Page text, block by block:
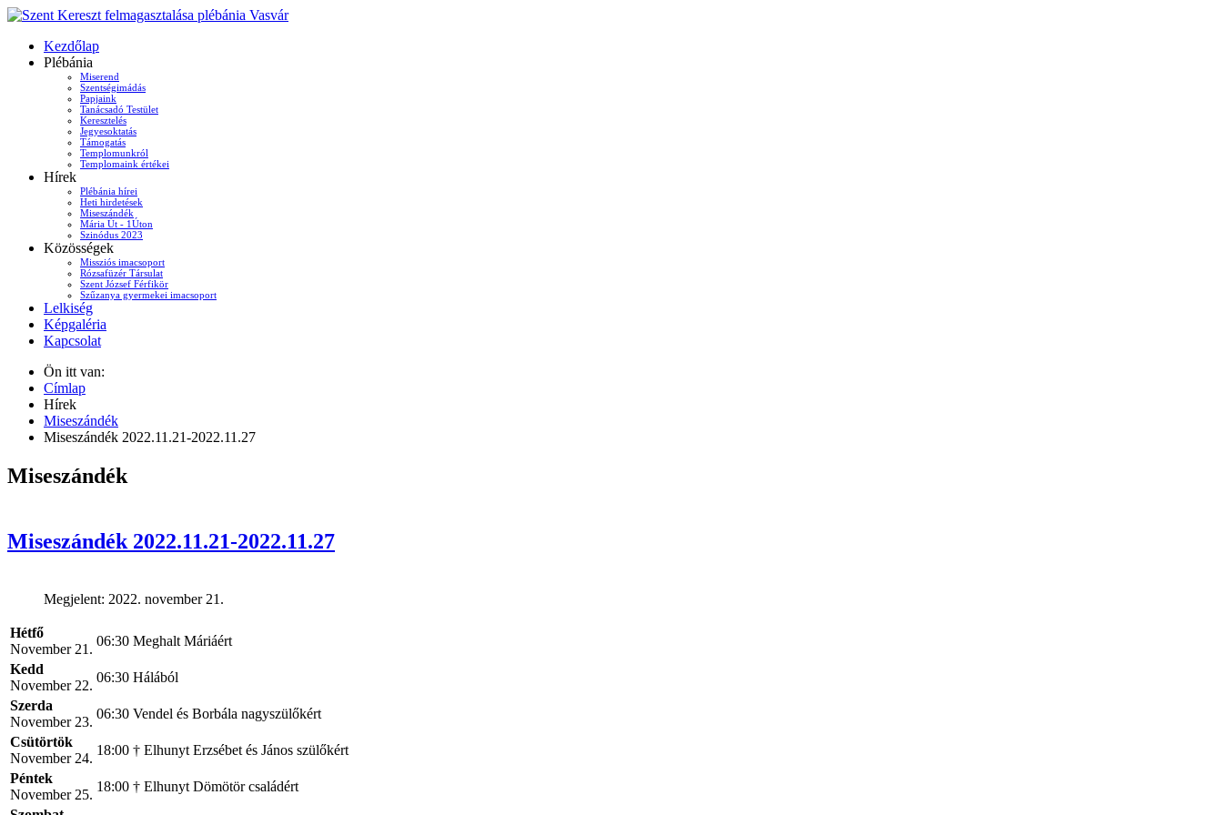
Kezdőlap
Plébánia
Miserend
Szentségimádás
Papjaink
Tanácsadó Testület
Keresztelés
Jegyesoktatás
Támogatás
Templomunkról
Templomaink értékei
Hírek
Plébánia hírei
Heti hirdetések
Miseszándék
Mária Út - 1Úton
Szinódus 2023
Közösségek
Missziós imacsoport
Rózsafüzér Társulat
Szent József Férfikör
Szűzanya gyermekei imacsoport
Lelkiség
Képgaléria
Kapcsolat
Ön itt van:
Címlap
Hírek
Miseszándék
Miseszándék 2022.11.21-2022.11.27
Miseszándék
Miseszándék 2022.11.21-2022.11.27
Megjelent: 2022. november 21.
Hétfő
November 21.
06:30 Meghalt Máriáért
Kedd
November 22.
06:30 Hálából
Szerda
November 23.
06:30 Vendel és Borbála nagyszülőkért
Csütörtök
November 24.
18:00 † Elhunyt Erzsébet és János szülőkért
Péntek
November 25.
18:00 † Elhunyt Dömötör családért